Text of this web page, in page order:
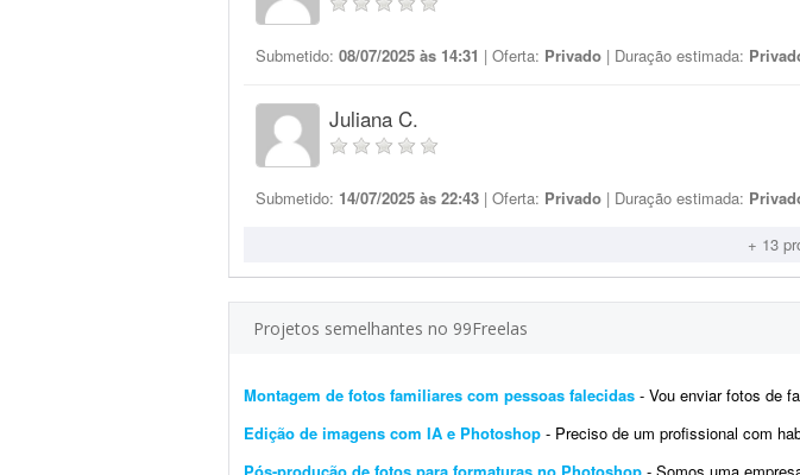
Submetido: 08/07/2025 às 14:31 | Oferta: Privado | Duração estimada:
Juliana C.
Submetido: 14/07/2025 às 22:43 | Oferta: Privado | Duração estimada:
+ 13
Projetos semelhantes no 99Freelas
Montagem de fotos familiares com pessoas falecidas - Vou enviar fotos de familiares falecidos
Edição de imagens com IA e Photoshop - Preciso de um profissional com habilidades em IA para